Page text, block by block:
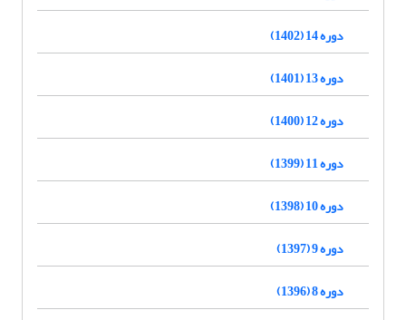
دوره 14 (1402)
دوره 13 (1401)
دوره 12 (1400)
دوره 11 (1399)
دوره 10 (1398)
دوره 9 (1397)
دوره 8 (1396)